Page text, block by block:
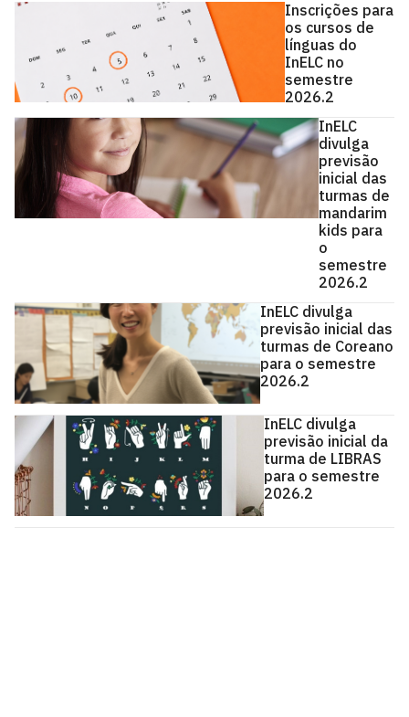
Inscrições para
os cursos de
línguas do
InELC no
semestre
2026.2
InELC
divulga
previsão
inicial das
turmas de
mandarim
kids para
o
semestre
2026.2
InELC divulga
previsão inicial das
turmas de Coreano
para o semestre
2026.2
InELC divulga
previsão inicial da
turma de LIBRAS
para o semestre
2026.2